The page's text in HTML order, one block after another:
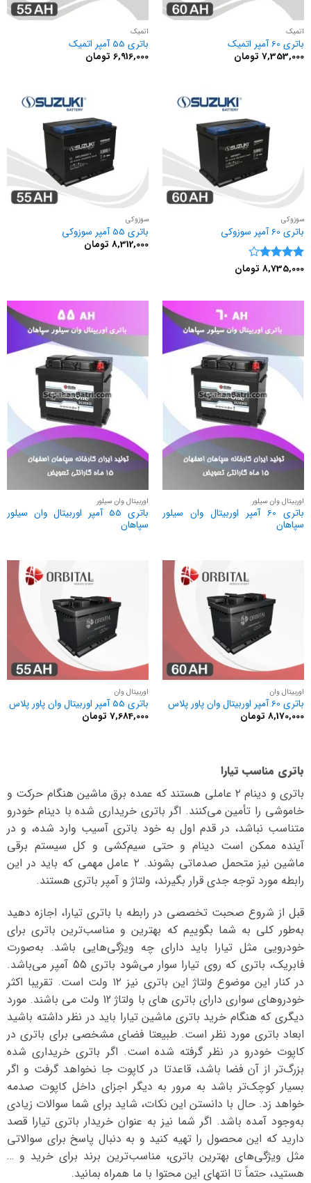
اتمیک
باتری 60 آمپر اتمیک
7,353,000 تومان
اتمیک
باتری 55 آمپر اتمیک
6,916,000 تومان
سوزوکی
باتری 60 آمپر سوزوکی
نمره4
8,735,000 تومان
سوزوکی
باتری 55 آمپر سوزوکی
8,312,000 تومان
اوربیتال وان سیلور
باتری 60 آمپر اوربیتال وان سیلور
سپاهان
اوربیتال وان سیلور
باتری 55 آمپر اوربیتال وان سیلور
سپاهان
اوربیتال وان
باتری 60 آمپر اوربیتال وان پاور پلاس
8,170,000 تومان
اوربیتال وان
باتری 55 آمپر اوربیتال وان پاور پلاس
7,684,000 تومان
باتری مناسب تیارا
باتری و دینام ۲ عاملی هستند که عمده برق ماشین هنگام حرکت و
خاموشی را تأمین می‌کنند. اگر باتری خریداری شده با دینام خودرو
متناسب نباشد، در قدم اول به خود باتری آسیب وارد شده، و در
آینده ممکن است دینام و حتی سیم‌کشی و کل سیستم برقی
ماشین نیز متحمل صدماتی بشوند. ۲ عامل مهمی که باید در این
رابطه مورد توجه جدی قرار بگیرند، ولتاژ و آمپر باتری هستند.
قبل از شروع صحبت تخصصی در رابطه با باتری تیارا، اجازه دهید
به‌طور کلی به شما بگوییم که بهترین و مناسب‌ترین باتری برای
خودرویی مثل تیارا باید دارای چه ویژگی‌هایی باشد. به‌صورت
فابریک، باتری که روی تیارا سوار می‌شود باتری 55 آمپر می‌باشد.
در کنار این موضوع ولتاژ این باتری نیز ۱۲ ولت است. تقریبا اکثر
خودروهای سواری دارای باتری های با ولتاژ 12 ولت می باشند. مورد
دیگری که هنگام خرید باتری ماشین تیارا باید در نظر داشته باشید
ابعاد باتری مورد نظر است. طبیعتا فضای مشخصی برای باتری در
کاپوت خودرو در نظر گرفته شده است. اگر باتری خریداری شده
بزرگ‌تر از آن فضا باشد، قاعدتا در کاپوت جا نخواهد گرفت و اگر
بسیار کوچک‌تر باشد به مرور به دیگر اجزای داخل کاپوت صدمه
خواهد زد. حال با دانستن این نکات، شاید برای شما سوالات زیادی
به‌وجود آمده باشد. اگر شما نیز به عنوان خریدار باتری تیارا قصد
دارید که این محصول را تهیه کنید و به دنبال پاسخ برای سوالاتی
مثل ویژگی‌های بهترین باتری، مناسب‌ترین برند برای خرید و …
هستید، حتماً تا انتهای این محتوا با ما همراه بمانید.